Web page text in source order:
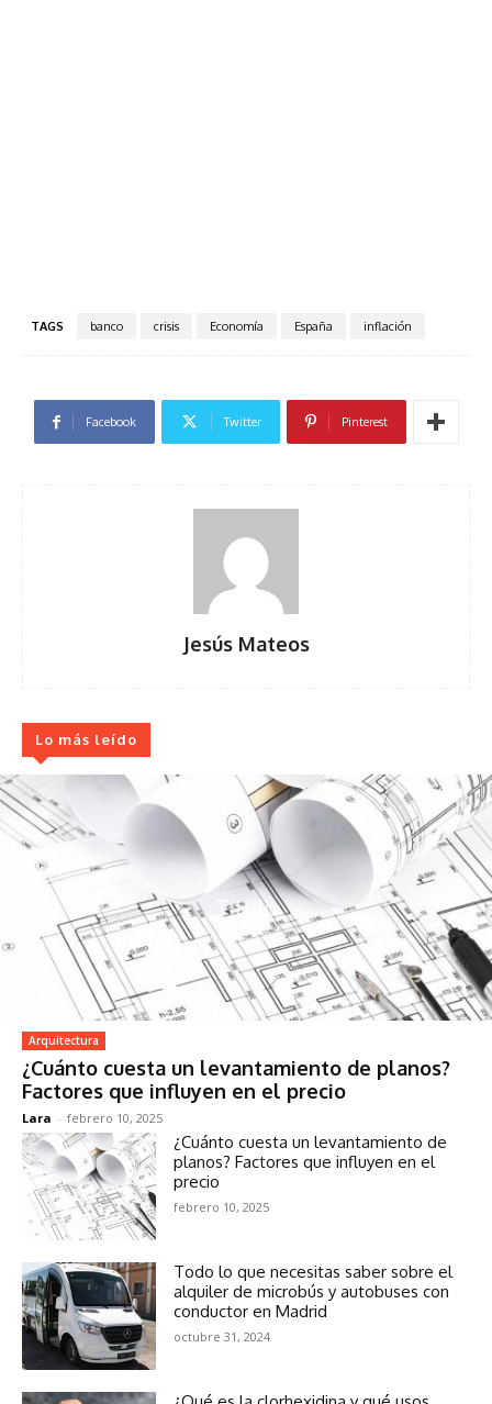
TAGS banco crisis Economía España inflación
Facebook Twitter Pinterest
Jesús Mateos
Lo más leído
Arquitectura
¿Cuánto cuesta un levantamiento de planos?
Factores que influyen en el precio
Lara - febrero 10, 2025
¿Cuánto cuesta un levantamiento de
planos? Factores que influyen en el
precio
febrero 10, 2025
Todo lo que necesitas saber sobre el
alquiler de microbús y autobuses con
conductor en Madrid
octubre 31, 2024